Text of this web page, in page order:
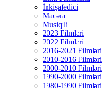
İnkişafedici
Macəra
Musiqili
2023 Filmləri
2022 Filmləri
2016-2021 Filmləri
2010-2016 Filmləri
2000-2010 Filmləri
1990-2000 Filmləri
1980-1990 Filmləri